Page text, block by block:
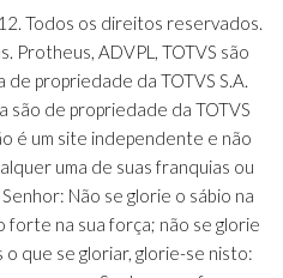
Todos os direitos reservados.
Protheus, ADVPL, TOTVS são
propriedade da TOTVS S.A.
são de propriedade da TOTVS
é um site independente e não
uma de suas franquias ou
Não se glorie o sábio na
forte na sua força; não se glorie
o que se gloriar, glorie-se nisto: